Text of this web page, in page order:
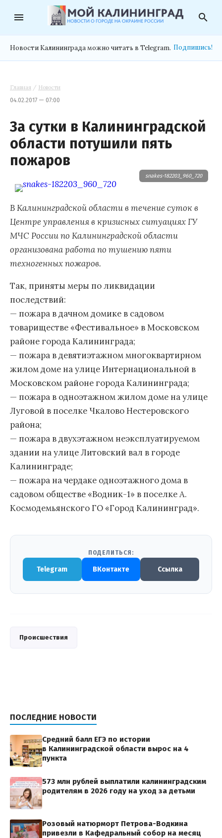
menu search
Новости Калининграда можно читать в Telegram. Подпишись!
Главная / Новости
04.02.2017 — 07:00
За сутки в Калининградской
области потушили пять
пожаров
snakes-182203_960_720
В Калининградской области в течение суток в
Центре управления в кризисных ситуациях ГУ
МЧС России по Калининградской области
организована работа по тушению пяти
техногенных пожаров.
Так, приняты меры по ликвидации
последствий:
— пожара в дачном домике в садовом
товариществе «Фестивальное» в Московском
районе города Калининграда;
— пожара в девятиэтажном многоквартирном
жилом доме на улице Интернациональной в
Московском районе города Калининграда;
— пожара в одноэтажном жилом доме на улице
Луговой в поселке Чкалово Нестеровского
района;
— пожара в двухэтажном неэксплуатируемом
здании на улице Литовский вал в городе
Калининграде;
— пожара на чердаке одноэтажного дома в
садовом обществе «Водник-1» в поселке А.
Космодемьянского ГО «Город Калининград».
ПОДЕЛИТЬСЯ:
Telegram ВКонтакте Ссылка
Происшествия
ПОСЛЕДНИЕ НОВОСТИ
Средний балл ЕГЭ по истории
в Калининградской области вырос на 4
пункта
573 млн рублей выплатили калининградским
родителям в 2026 году на уход за детьми
Розовый натюрморт Петрова-Водкина
привезли в Кафедральный собор на месяц